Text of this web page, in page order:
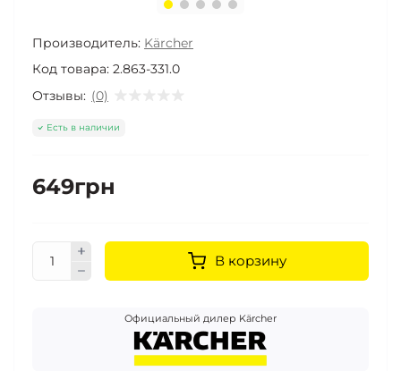
Производитель: Kärcher
Код товара: 2.863-331.0
Отзывы: (0)
Есть в наличии
649грн
В корзину
Официальный дилер Kärcher